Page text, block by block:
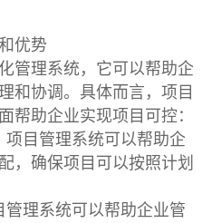
优势
管理系统，它可以帮助企
和协调。具体而言，项目
帮助企业实现项目可控：
目管理系统可以帮助企
，确保项目可以按照计划
理系统可以帮助企业管